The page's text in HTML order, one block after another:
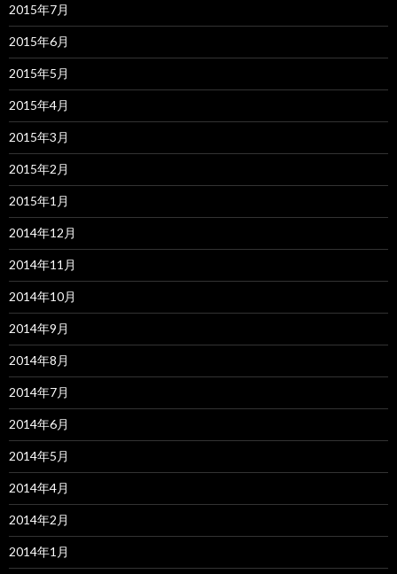
2015年7月
2015年6月
2015年5月
2015年4月
2015年3月
2015年2月
2015年1月
2014年12月
2014年11月
2014年10月
2014年9月
2014年8月
2014年7月
2014年6月
2014年5月
2014年4月
2014年2月
2014年1月